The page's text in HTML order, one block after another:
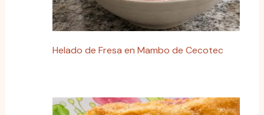
Helado de Fresa en Mambo de Cecotec